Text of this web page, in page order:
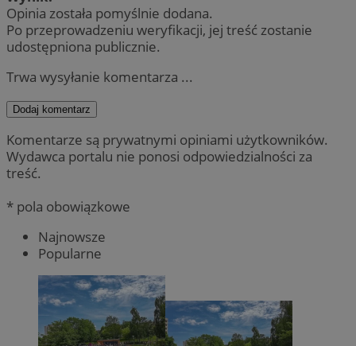
Opinia została pomyślnie dodana.
Po przeprowadzeniu weryfikacji, jej treść zostanie
udostępniona publicznie.
Trwa wysyłanie komentarza ...
Dodaj komentarz
Komentarze są prywatnymi opiniami użytkowników.
Wydawca portalu nie ponosi odpowiedzialności za
treść.
* pola obowiązkowe
Najnowsze
Popularne